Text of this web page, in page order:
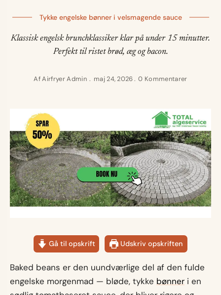
Tykke engelske bønner i velsmagende sauce
Klassisk engelsk brunchklassiker klar på under 15 minutter.
Perfekt til ristet brød, æg og bacon.
AfAirfryer Admin maj 24, 2026 0 Kommentarer
Gå til opskrift Udskriv opskriften
Baked beans er den uundværlige del af den fulde
engelske morgenmad — bløde, tykke bønner i en